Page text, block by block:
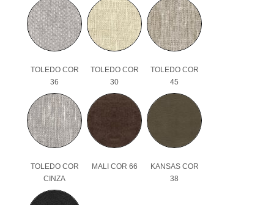
TOLEDO COR
36
TOLEDO COR
30
TOLEDO COR
45
TOLEDO COR
CINZA
MALI COR 66
KANSAS COR
38